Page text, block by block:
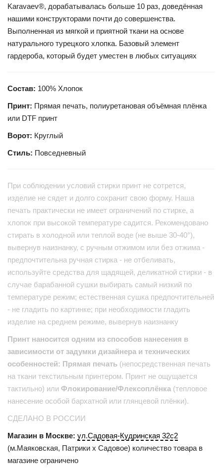
Karavaev®, дорабатывалась больше 10 раз, доведённая
нашими конструкторами почти до совершенства.
Выполненная из мягкой и приятной ткани на основе
натурального турецкого хлопка. Базовый элемент
гардероба, который будет уместен в любых ситуациях
Состав: 100% Хлопок
Принт: Прямая печать, полиуретановая объёмная плёнка
или DTF принт
Ворот: Круглый
Стиль: Повседневный
При соблюдении условий стирки принт не сотрется,
изделие не сядет и долго сохранит свою форму. Наша
печать практически не имеет ограничений по стирке, а
хлопок при высокой температуре садится. Рекомендовано
стирать в холодной или теплой воде (не выше 30-40°),
вывернув наизнанку, с ручным отжимом или без отжима -
предпочтительна ручная стирка - не отбеливать,
используйте средства для щадящей, деликатной стирки - в
случае барабанной сушки выбирать самый низкий по
температуре режим; естественная сушка предпочтительней
- не гладить по картинке; при необходимости гладить
изделие на среднем режиме, вывернув наизнанку
Принт наносится одним из способов нанесения в
зависимости от задумки дизайнера и технических
особенностей: Прямая печать (непосредственная печать
на ткани текстильным принтером. Принт не ощущается
тактильно) или Флокирование/Флексоплёнка (тепловое
нанесение особой бархатной или глянцевой плёнки).
СДЕЛАНО В РОССИИ
Магазин в Москве: ул.Садовая-Кудринская 32с2
(м.Маяковская, Патрики x Садовое) количество товара в
магазине ограничено